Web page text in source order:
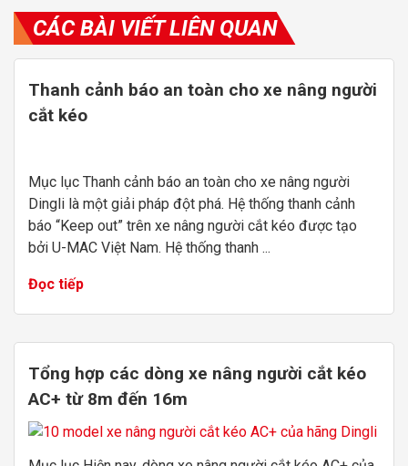
CÁC BÀI VIẾT LIÊN QUAN
Thanh cảnh báo an toàn cho xe nâng người
cắt kéo
Mục lục Thanh cảnh báo an toàn cho xe nâng người
Dingli là một giải pháp đột phá. Hệ thống thanh cảnh
báo “Keep out” trên xe nâng người cắt kéo được tạo
bởi U-MAC Việt Nam. Hệ thống thanh ...
Đọc tiếp
Tổng hợp các dòng xe nâng người cắt kéo
AC+ từ 8m đến 16m